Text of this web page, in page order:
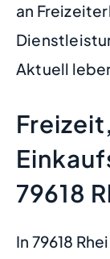
an
Aktuell
79618
In 79618